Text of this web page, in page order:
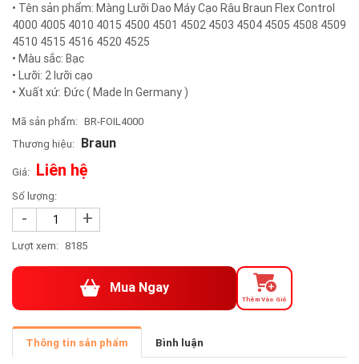
• Tên sản phẩm: Màng Lưỡi Dao Máy Cạo Râu Braun Flex Control
4000 4005 4010 4015 4500 4501 4502 4503 4504 4505 4508 4509
4510 4515 4516 4520 4525
• Màu sắc: Bạc
• Lưỡi: 2 lưỡi cạo
• Xuất xứ: Đức ( Made In Germany )
Mã sản phẩm: BR-FOIL4000
Thương hiệu: Braun
Giá: Liên hệ
Số lượng:
- +
Lượt xem: 8185
Mua Ngay
Thêm Vào Giỏ
Thông tin sản phẩm Bình luận